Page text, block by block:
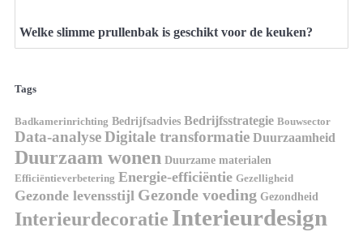
Welke slimme prullenbak is geschikt voor de keuken?
Tags
Badkamerinrichting Bedrijfsadvies Bedrijfsstrategie Bouwsector
Data-analyseDigitale transformatie Duurzaamheid
Duurzaam wonen Duurzame materialen
Efficiëntieverbetering Energie-efficiëntie Gezelligheid
Gezonde levensstijl Gezonde voeding Gezondheid
Interieurdecoratie Interieurdesign